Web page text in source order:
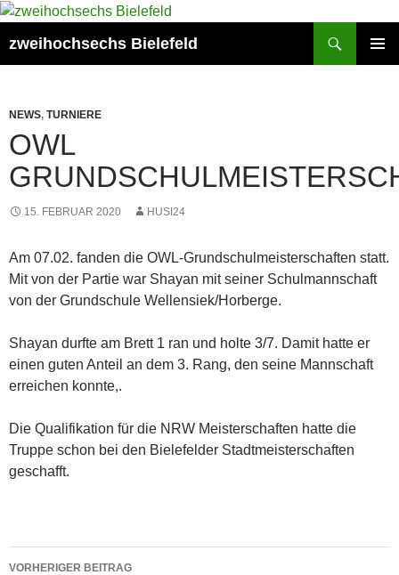
Zum
springen
zweihochsechs Bielefeld
NEWS, TURNIERE
OWL
15. FEBRUAR 2020 HUSI24
Am 07.02. fanden die OWL-Grundschulmeisterschaften statt.
Mit von der Partie war Shayan mit seiner Schulmannschaft
von der Grundschule Wellensiek/Horberge.
Shayan durfte am Brett 1 ran und holte 3/7. Damit hatte er
einen guten Anteil an dem 3. Rang, den seine Mannschaft
erreichen konnte,.
Die Qualifikation für die NRW Meisterschaften hatte die
Truppe schon bei den Bielefelder Stadtmeisterschaften
geschafft.
Beitragsnavigation
VORHERIGER BEITRAG